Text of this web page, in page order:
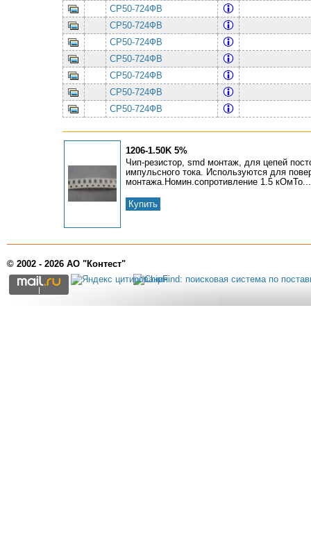
СР50-724ФВ
СР50-724ФВ
СР50-724ФВ
СР50-724ФВ
СР50-724ФВ
СР50-724ФВ
СР50-724ФВ
1206-1.50K 5%
Чип-резистор, smd монтаж, для цепей
импульсного тока. Используются для
монтажа.Номин.сопротивление 1.5 кОмТо...
Купить
© 2002 - 2026 АО "Контест"